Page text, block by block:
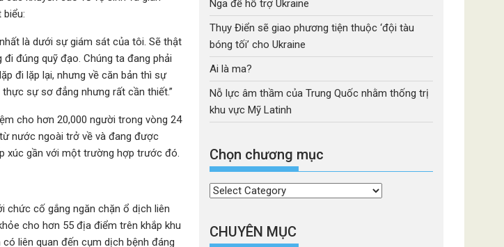
là dưới sự giám sát của tôi. Sẽ thật
đúng quỹ đạo. Chúng ta đang phải
đi lặp lại, nhưng về căn bản thì sự
sự sơ đẳng nhưng rất cần thiết.”
cho hơn 20,000 người trong vòng 24
nước ngoài trở về và đang được
xúc gần với một trường hợp trước đó.
chức cố gắng ngăn chặn ổ dịch liên
cho hơn 55 địa điểm trên khắp khu
liên quan đến cụm dịch bệnh đáng
Nga để hỗ trợ Ukraine
Thụy Điển sẽ giao phương tiện thuộc ‘đội tàu
bóng tối’ cho Ukraine
Ai là ma?
Nỗ lực âm thầm của Trung Quốc nhằm thống trị
khu vực Mỹ Latinh
Chọn chương mục
Chọn
mục
CHUYÊN MỤC